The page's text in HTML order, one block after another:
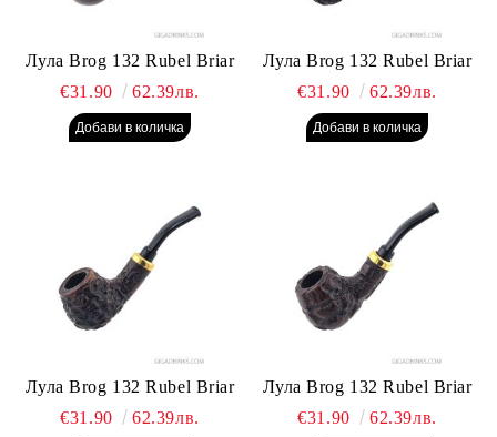
Лула Brog 132 Rubel Briar
€31.90
62.39лв.
Лула Brog 132 Rubel Briar
€31.90
62.39лв.
Лула Brog 132 Rubel Briar
€31.90
62.39лв.
Лула Brog 132 Rubel Briar
€31.90
62.39лв.